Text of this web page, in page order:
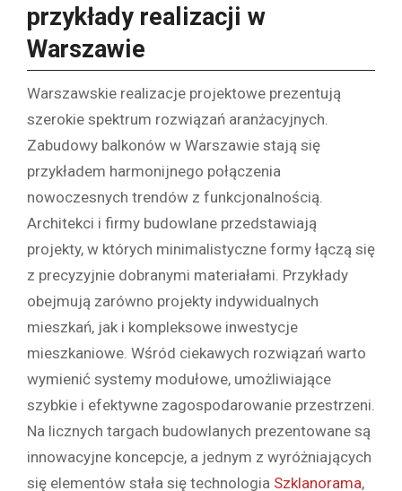
przykłady realizacji w
Warszawie
Warszawskie realizacje projektowe prezentują
szerokie spektrum rozwiązań aranżacyjnych.
Zabudowy balkonów w Warszawie stają się
przykładem harmonijnego połączenia
nowoczesnych trendów z funkcjonalnością.
Architekci i firmy budowlane przedstawiają
projekty, w których minimalistyczne formy łączą się
z precyzyjnie dobranymi materiałami. Przykłady
obejmują zarówno projekty indywidualnych
mieszkań, jak i kompleksowe inwestycje
mieszkaniowe. Wśród ciekawych rozwiązań warto
wymienić systemy modułowe, umożliwiające
szybkie i efektywne zagospodarowanie przestrzeni.
Na licznych targach budowlanych prezentowane są
innowacyjne koncepcje, a jednym z wyróżniających
się elementów stała się technologia Szklanorama,